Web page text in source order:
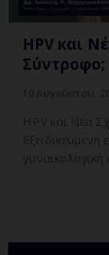
HPV και
Σύντροφο;
HPV και Νέα
Εξειδικευμένη